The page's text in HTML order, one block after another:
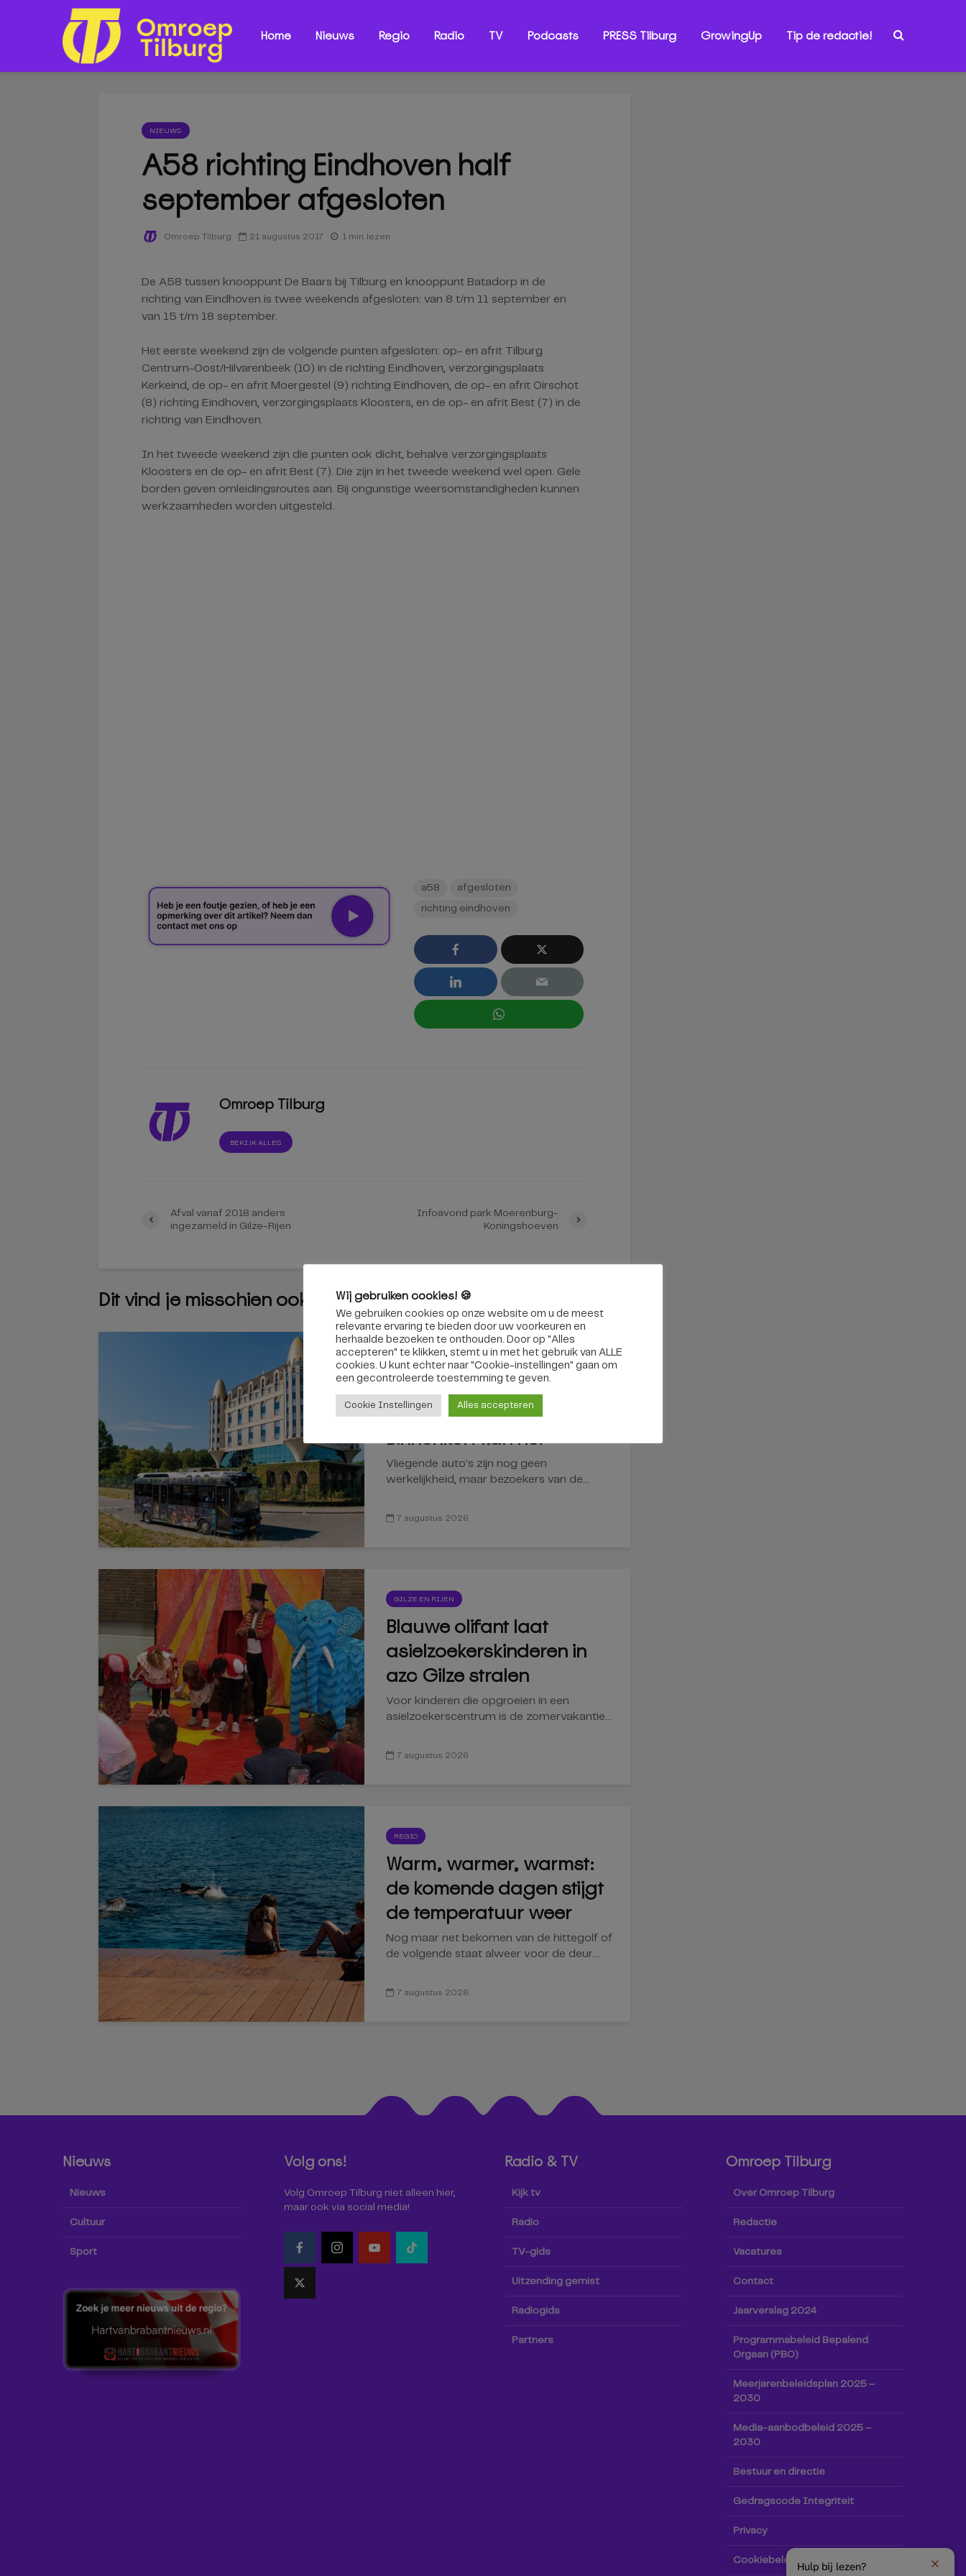
Home Nieuws Regio Radio TV Podcasts PRESS Tilburg GrowingUp Tip de redactie!
NIEUWS
A58 richting Eindhoven half
september afgesloten
Omroep Tilburg 21 augustus 2017 1 min. lezen
De A58 tussen knooppunt De Baars bij Tilburg en knooppunt Batadorp in de
richting van Eindhoven is twee weekends afgesloten: van 8 t/m 11 september en
van 15 t/m 18 september.
Het eerste weekend zijn de volgende punten afgesloten: op- en afrit Tilburg
Centrum-Oost/Hilvarenbeek (10) in de richting Eindhoven, verzorgingsplaats
Kerkeind, de op- en afrit Moergestel (9) richting Eindhoven, de op- en afrit Oirschot
(8) richting Eindhoven, verzorgingsplaats Kloosters, en de op- en afrit Best (7) in de
richting van Eindhoven.
In het tweede weekend zijn die punten ook dicht, behalve verzorgingsplaats
Kloosters en de op- en afrit Best (7). Die zijn in het tweede weekend wel open. Gele
borden geven omleidingsroutes aan. Bij ongunstige weersomstandigheden kunnen
werkzaamheden worden uitgesteld.
a58 afgesloten
richting eindhoven
Omroep Tilburg
BEKIJK ALLES
Afval vanaf 2018 anders
ingezameld in Gilze-Rijen
Infoavond park Moerenburg-
Koningshoeven
Dit vind je misschien ook interessant
REGIO
Via een zelfrijdende bus
naar de Efteling?
Binnenkort kan het
Vliegende auto's zijn nog geen
werkelijkheid, maar bezoekers van de...
7 augustus 2026
GILZE EN RIJEN
Blauwe olifant laat
asielzoekerskinderen in
azc Gilze stralen
Voor kinderen die opgroeien in een
asielzoekerscentrum is de zomervakantie...
7 augustus 2026
REGIO
Warm, warmer, warmst:
de komende dagen stijgt
de temperatuur weer
Nog maar net bekomen van de hittegolf of
de volgende staat alweer voor de deur....
7 augustus 2026
Nieuws
Nieuws
Cultuur
Sport
Volg ons!
Volg Omroep Tilburg niet alleen hier,
maar ook via social media!
Radio & TV
Kijk tv
Radio
TV-gids
Uitzending gemist
Radiogids
Partners
Omroep Tilburg
Over Omroep Tilburg
Redactie
Vacatures
Contact
Jaarverslag 2024
Programmabeleid Bepalend
Orgaan (PBO)
Meerjarenbeleidsplan 2025 –
2030
Media-aanbodbeleid 2025 –
2030
Bestuur en directie
Gedragscode Integriteit
Privacy
Cookiebeleid
Wij gebruiken cookies! 🍪
We gebruiken cookies op onze website om u de meest
relevante ervaring te bieden door uw voorkeuren en
herhaalde bezoeken te onthouden. Door op "Alles
accepteren" te klikken, stemt u in met het gebruik van ALLE
cookies. U kunt echter naar "Cookie-instellingen" gaan om
een ​​gecontroleerde toestemming te geven.
Cookie Instellingen Alles accepteren
Hulp bij lezen?